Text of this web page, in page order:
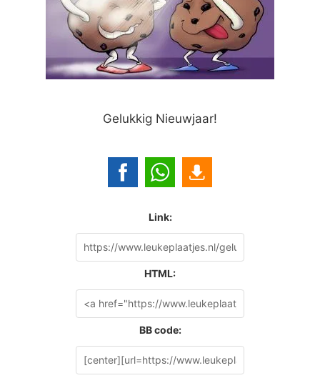
Gelukkig Nieuwjaar!
Link:
HTML:
BB code: